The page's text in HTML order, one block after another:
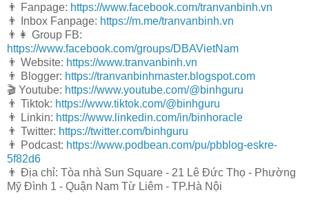
👨 Fanpage: https://www.facebook.com/tranvanbinh.vn
👨 Inbox Fanpage: https://m.me/tranvanbinh.vn
👨👩 Group FB:
https://www.facebook.com/groups/DBAVietNam
👨 Website: https://www.tranvanbinh.vn
👨 Blogger: https://tranvanbinhmaster.blogspot.com
🎬 Youtube: https://www.youtube.com/@binhguru
👨 Tiktok: https://www.tiktok.com/@binhguru
👨 Linkin: https://www.linkedin.com/in/binhoracle
👨 Twitter: https://twitter.com/binhguru
👨 Podcast: https://www.podbean.com/pu/pbblog-eskre-
5f82d6
👨 Địa chỉ: Tòa nhà Sun Square - 21 Lê Đức Thọ - Phường
Mỹ Đình 1 - Quận Nam Từ Liêm - TP.Hà Nội